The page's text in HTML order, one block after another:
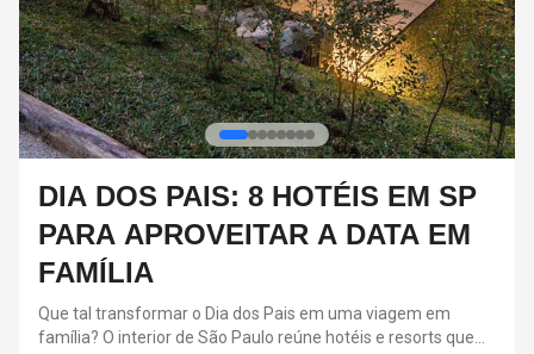
6 ARTISTAS DO COALA
FESTIVAL 2026 QUE JÁ
VENCERAM O GRAMMY LATINO
Neste ano, o Coala Festival acontece nos próximos dias 12 e
13 de setembro, no Memorial da América Latina